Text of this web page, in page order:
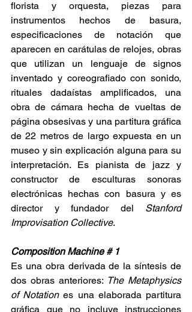
florista y orquesta, piezas para
instrumentos hechos de basura,
especificaciones de notación que
aparecen en carátulas de relojes, obras
que utilizan un lenguaje de signos
inventado y coreografiado con sonido,
rituales dadaístas amplificados, una
obra de cámara hecha de vueltas de
página obsesivas y una partitura gráfica
de 22 metros de largo expuesta en un
museo y sin explicación alguna para su
interpretación. Es pianista de jazz y
constructor de esculturas sonoras
electrónicas hechas con basura y es
director y fundador del Stanford
Improvisation Collective.
Composition Machine # 1
Es una obra derivada de la síntesis de
dos obras anteriores: The Metaphysics
of Notation es una elaborada partitura
gráfica que no incluye instrucciones